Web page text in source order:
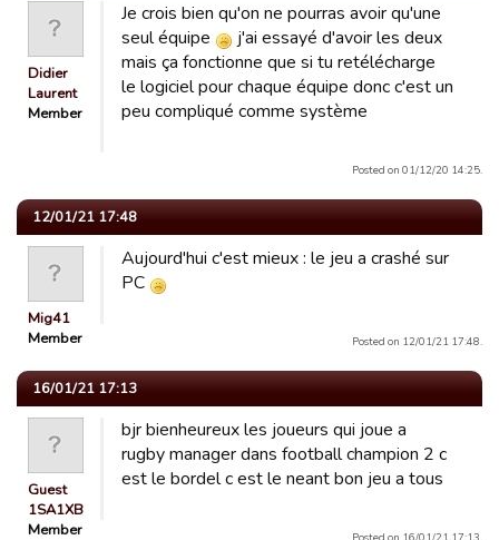
Didier
Laurent
Member
Je crois bien qu'on ne pourras avoir qu'une
seul équipe
j'ai essayé d'avoir les deux
mais ça fonctionne que si tu retélécharge
le logiciel pour chaque équipe donc c'est un
peu compliqué comme système
Posted on 01/12/20 14:25.
12/01/21 17:48
Mig41
Member
Aujourd'hui c'est mieux : le jeu a crashé sur
PC
Posted on 12/01/21 17:48.
16/01/21 17:13
Guest
1SA1XB
Member
bjr bienheureux les joueurs qui joue a
rugby manager dans football champion 2 c
est le bordel c est le neant bon jeu a tous